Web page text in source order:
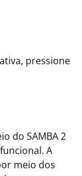
pressione
do SAMBA 2
A
meio dos